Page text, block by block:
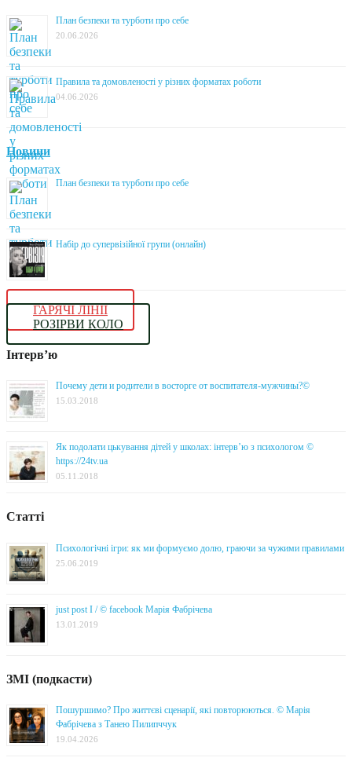
План безпеки та турботи про себе
20.06.2026
Правила та домовленості у різних форматах роботи
04.06.2026
Новини
План безпеки та турботи про себе
Набір до супервізійної групи (онлайн)
ГАРЯЧІ ЛІНІЇ
РОЗІРВИ КОЛО
Інтерв’ю
Почему дети и родители в восторге от воспитателя-мужчины?©
15.03.2018
Як подолати цькування дітей у школах: інтерв’ю з психологом ©
https://24tv.ua
05.11.2018
Статті
Психологічні ігри: як ми формуємо долю, граючи за чужими правилами
25.06.2019
just post I / © facebook Марія Фабрічева
13.01.2019
ЗМІ (подкасти)
Пошуршимо? Про життєві сценарії, які повторюються. © Марія
Фабрічева з Танею Пилипччук
19.04.2026